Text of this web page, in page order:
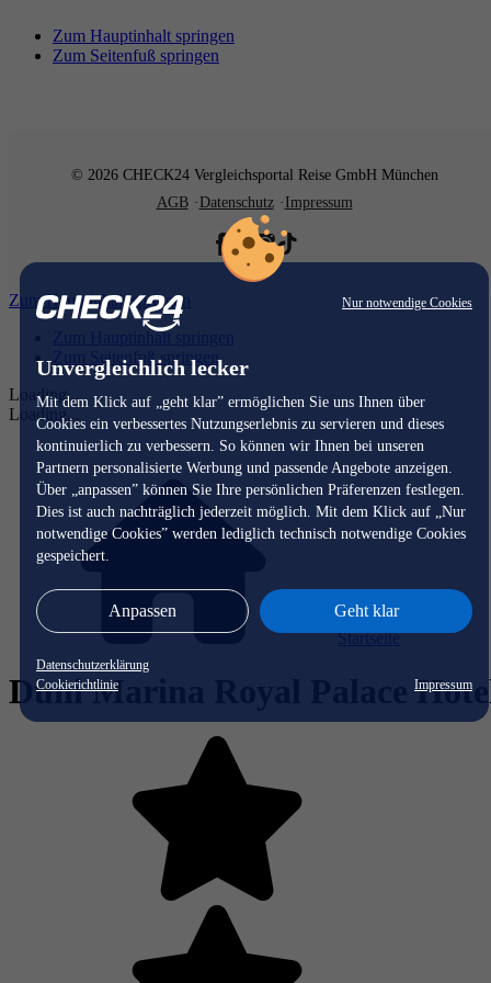
Nur notwendige Cookies
Unvergleichlich lecker
Mit dem Klick auf „geht klar” ermöglichen Sie uns Ihnen über
Cookies ein verbessertes Nutzungserlebnis zu servieren und dieses
kontinuierlich zu verbessern. So können wir Ihnen bei unseren
Partnern personalisierte Werbung und passende Angebote anzeigen.
Über „anpassen” können Sie Ihre persönlichen Präferenzen festlegen.
Dies ist auch nachträglich jederzeit möglich. Mit dem Klick auf „Nur
notwendige Cookies” werden lediglich technisch notwendige Cookies
gespeichert.
Anpassen Geht klar
Datenschutzerklärung
Cookierichtlinie
Impressum
Zum Hauptinhalt springen
Zum Seitenfuß springen
© 2026 CHECK24 Vergleichsportal Reise GmbH München
AGB
Datenschutz Impressum
Zum Hauptinhalt springen
Zum Hauptinhalt springen
Zum Seitenfuß springen
Loading...
Loading...
Startseite
Duni Marina Royal Palace